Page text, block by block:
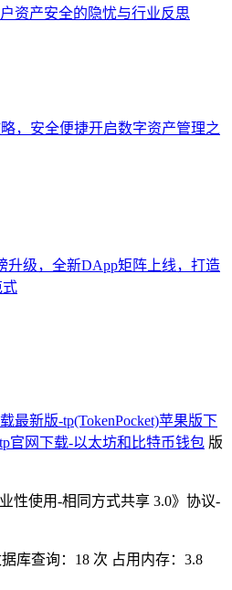
资产安全的隐忧与行业反思
，安全便捷开启数字资产管理之
升级，全新DApp矩阵上线，打造
式
最新版-tp(TokenPocket)苹果版下
官网下载-以太坊和比特币钱包 版
性使用-相同方式共享 3.0》协议-
库查询：18 次 占用内存：3.8